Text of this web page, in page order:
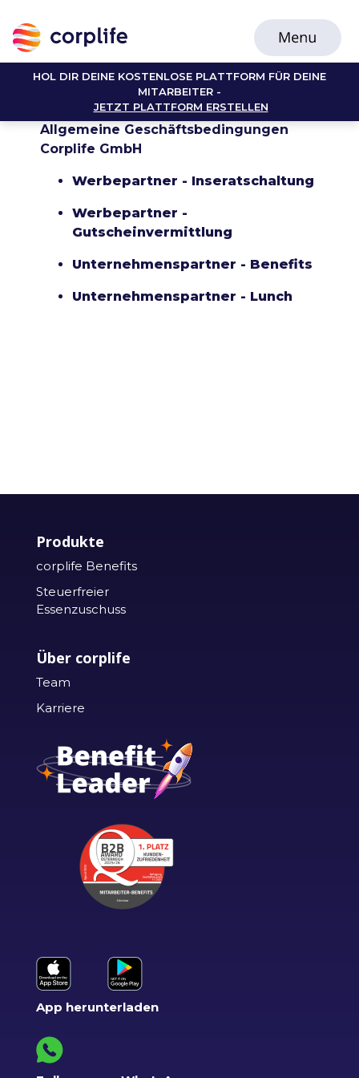
HOL DIR DEINE KOSTENLOSE PLATTFORM FÜR DEINE
MITARBEITER -
JETZT PLATTFORM ERSTELLEN
Allgemeine Geschäftsbedingungen
Corplife GmbH
Werbepartner - Inseratschaltung
Werbepartner -
Gutscheinvermittlung
Unternehmenspartner - Benefits
Unternehmenspartner - Lunch
Produkte
corplife Benefits
Steuerfreier
Essenzuschuss
Über corplife
Team
Karriere
App herunterladen